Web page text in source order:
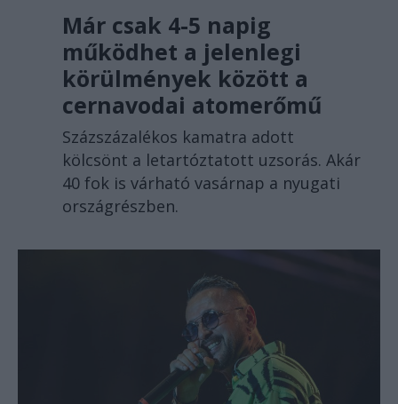
Már csak 4-5 napig
működhet a jelenlegi
körülmények között a
cernavodai atomerőmű
Százszázalékos kamatra adott
kölcsönt a letartóztatott uzsorás. Akár
40 fok is várható vasárnap a nyugati
országrészben.